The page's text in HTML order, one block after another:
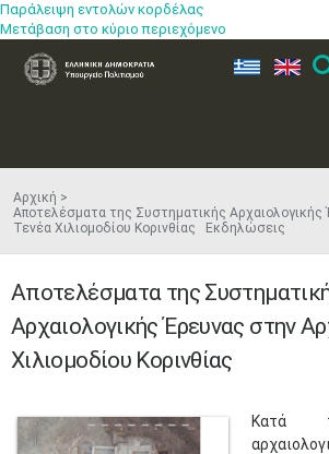
Παράλειψη εντολών κορδέλας
Μετάβαση στο κύριο περιεχόμενο
ελ en
Αρχική
Αποτελέσματα της Συστηματικής Αρχαιολογικής
Τενέα Χιλιομοδίου Κορινθίας Εκδηλώσεις
Αποτελέσματα της
Αρχαιολογικής Έρευνας στην
Χιλιομοδίου Κορινθίας
​Κατά